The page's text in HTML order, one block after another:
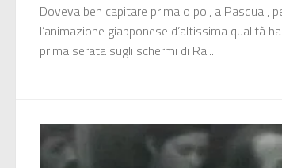
Doveva ben capitare prima o poi, a Pasqua ,
l’animazione giapponese d’altissima qualità
prima serata sugli schermi di Rai...